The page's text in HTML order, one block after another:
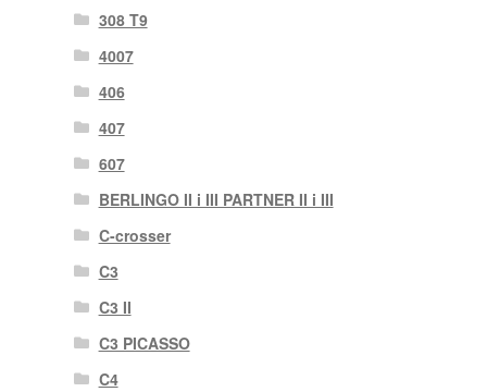
308 T9
4007
406
407
607
BERLINGO II i III PARTNER II i III
C-crosser
C3
C3 II
C3 PICASSO
C4